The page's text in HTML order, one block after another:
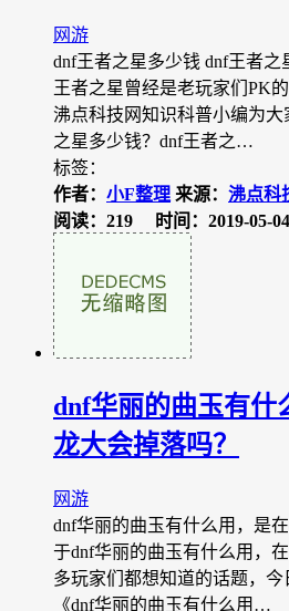
网游
dnf王者之星多少钱 dnf王者
王者之星曾经是老玩家们PK
沸点科技网知识科普小编为
之星多少钱？dnf王者之…
标签：
作者： 小F整理 来源： 沸点科
阅读：219
时间：2019-05-
dnf华丽的曲玉有什
龙大会掉落吗？
网游
dnf华丽的曲玉有什么用，是
于dnf华丽的曲玉有什么用，
多玩家们都想知道的话题，
《dnf华丽的曲玉有什么用…